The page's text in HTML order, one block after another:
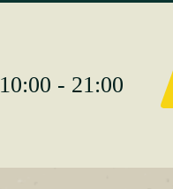
10:00 - 21:00